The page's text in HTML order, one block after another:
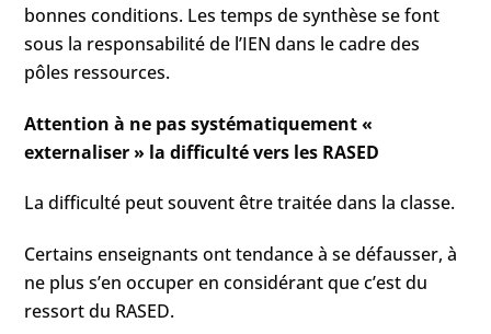
bonnes conditions. Les temps de synthèse se font
sous la responsabilité de l’IEN dans le cadre des
pôles ressources.
Attention à ne pas systématiquement «
externaliser » la difficulté vers les RASED
La difficulté peut souvent être traitée dans la classe.
Certains enseignants ont tendance à se défausser, à
ne plus s’en occuper en considérant que c’est du
ressort du RASED.